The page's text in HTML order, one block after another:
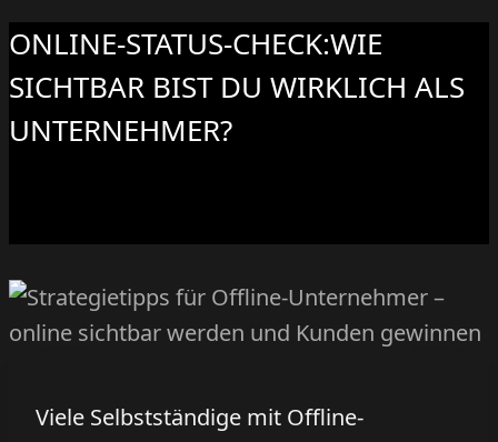
ONLINE-STATUS-CHECK:WIE
SICHTBAR BIST DU WIRKLICH ALS
UNTERNEHMER?
Viele Selbstständige mit Offline-